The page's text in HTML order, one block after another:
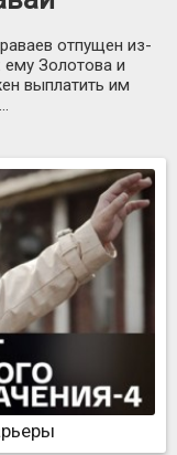
отпущен из-
Золотова и
выплатить им